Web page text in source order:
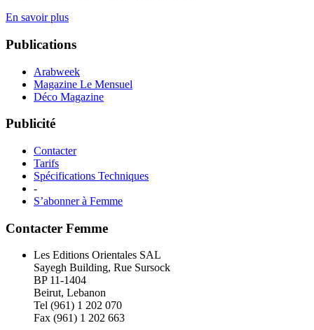
En savoir plus
Publications
Arabweek
Magazine Le Mensuel
Déco Magazine
Publicité
Contacter
Tarifs
Spécifications Techniques
-
S’abonner à Femme
Contacter Femme
Les Editions Orientales SAL
Sayegh Building, Rue Sursock
BP 11-1404
Beirut, Lebanon
Tel (961) 1 202 070
Fax (961) 1 202 663